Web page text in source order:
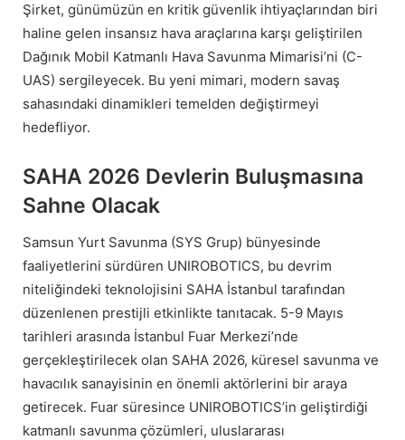
Şirket, günümüzün en kritik güvenlik ihtiyaçlarından biri
haline gelen insansız hava araçlarına karşı geliştirilen
Dağınık Mobil Katmanlı Hava Savunma Mimarisi’ni (C-
UAS) sergileyecek. Bu yeni mimari, modern savaş
sahasındaki dinamikleri temelden değiştirmeyi
hedefliyor.
SAHA 2026 Devlerin Buluşmasına
Sahne Olacak
Samsun Yurt Savunma (SYS Grup) bünyesinde
faaliyetlerini sürdüren UNIROBOTICS, bu devrim
niteliğindeki teknolojisini SAHA İstanbul tarafından
düzenlenen prestijli etkinlikte tanıtacak. 5-9 Mayıs
tarihleri arasında İstanbul Fuar Merkezi’nde
gerçekleştirilecek olan SAHA 2026, küresel savunma ve
havacılık sanayisinin en önemli aktörlerini bir araya
getirecek. Fuar süresince UNIROBOTICS’in geliştirdiği
katmanlı savunma çözümleri, uluslararası